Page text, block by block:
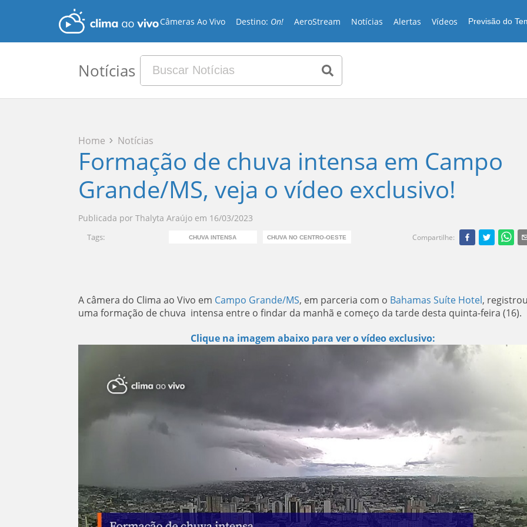
Câmeras Ao Vivo Destino: On! AeroStream Notícias Alertas Vídeos Previsão do
Notícias
Home Notícias
Formação de chuva intensa em Campo
Grande/MS, veja o vídeo exclusivo!
Publicada por Thalyta Araújo em 16/03/2023
Tags: CHUVA INTENSA CHUVA NO CENTRO-OESTE Compartilhe:
A câmera do Clima ao Vivo em Campo Grande/MS, em parceria com o Bahamas Suíte Hotel,
uma formação de chuva intensa entre o findar da manhã e começo da tarde desta quinta-feira (16).
Clique na imagem abaixo para ver o vídeo exclusivo: